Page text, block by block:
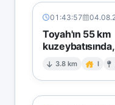
01:43:57
Toyah'ın 55 km
3.8 km I